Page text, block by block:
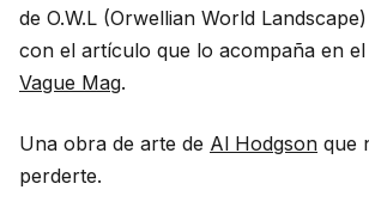
de O.W.L (Orwellian World
con el artículo que lo acompaña en
Vague Mag.
Una obra de arte de Al Hodgson que
perderte.